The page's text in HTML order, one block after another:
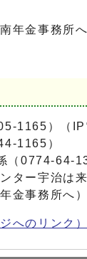
年金事務所
1165）（
1165）
（0774-64-
ター宇治は
金事務所へ）
へのリンク）